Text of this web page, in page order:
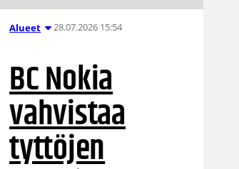
Alueet 28.07.2026 15:54
BC Nokia
vahvistaa
tyttöjen